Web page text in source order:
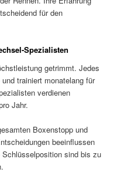
für den
Spezialisten
getrimmt. Jedes
trainiert monatelang für
verdienen
Jahr.
Boxenstopp und
beeinflussen
sind bis zu